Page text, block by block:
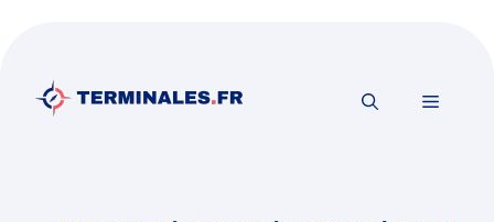
contenu
MENU